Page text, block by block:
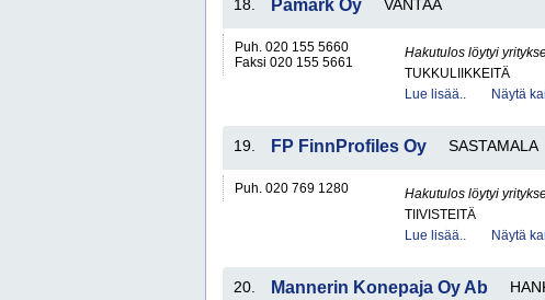
18. Pamark Oy VANTAA
Puh. 020 155 5660
Faksi 020 155 5661
Hakutulos löytyi
TUKKULIIKKEITÄ
Lue lisää..
Näytä
19. FP FinnProfiles Oy SASTAMALA
Puh. 020 769 1280
Hakutulos löytyi
TIIVISTEITÄ
Lue lisää..
Näytä
20. Mannerin Konepaja Oy Ab